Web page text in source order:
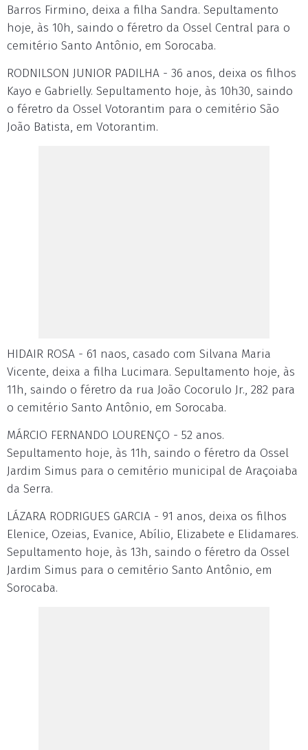
Barros Firmino, deixa a filha Sandra. Sepultamento
hoje, às 10h, saindo o féretro da Ossel Central para o
cemitério Santo Antônio, em Sorocaba.
RODNILSON JUNIOR PADILHA - 36 anos, deixa os filhos
Kayo e Gabrielly. Sepultamento hoje, às 10h30, saindo
o féretro da Ossel Votorantim para o cemitério São
João Batista, em Votorantim.
HIDAIR ROSA - 61 naos, casado com Silvana Maria
Vicente, deixa a filha Lucimara. Sepultamento hoje, às
11h, saindo o féretro da rua João Cocorulo Jr., 282 para
o cemitério Santo Antônio, em Sorocaba.
MÁRCIO FERNANDO LOURENÇO - 52 anos.
Sepultamento hoje, às 11h, saindo o féretro da Ossel
Jardim Simus para o cemitério municipal de Araçoiaba
da Serra.
LÁZARA RODRIGUES GARCIA - 91 anos, deixa os filhos
Elenice, Ozeias, Evanice, Abílio, Elizabete e Elidamares.
Sepultamento hoje, às 13h, saindo o féretro da Ossel
Jardim Simus para o cemitério Santo Antônio, em
Sorocaba.